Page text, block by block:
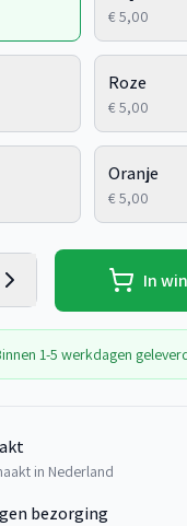
€ 5,00
Roze
€ 5,00
Oranje
€ 5,00
In
1-5 werkdagen
in Nederland
bezorging